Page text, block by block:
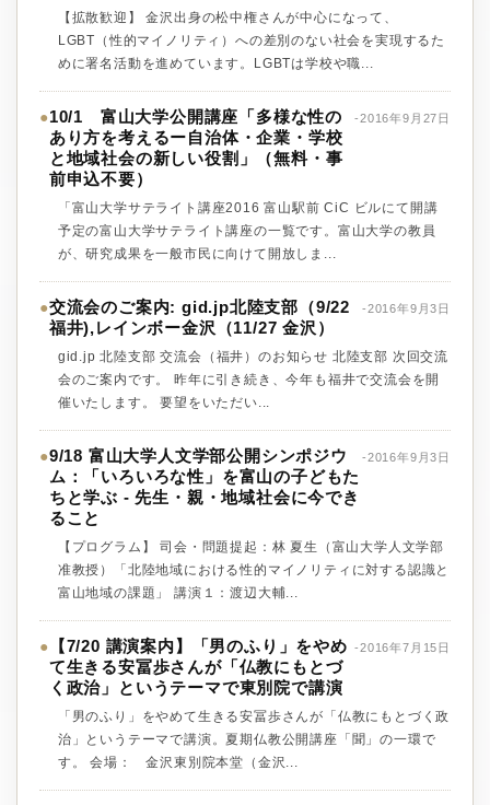
【拡散歓迎】 金沢出身の松中権さんが中心になって、
LGBT（性的マイノリティ）への差別のない社会を実現するた
めに署名活動を進めています。LGBTは学校や職...
●10/1 富山大学公開講座「多様な性の
あり方を考えるー自治体・企業・学校
と地域社会の新しい役割」（無料・事
前申込不要）
-2016年9月27日
「富山大学サテライト講座2016 富山駅前 CiC ビルにて開講
予定の富山大学サテライト講座の一覧です。富山大学の教員
が、研究成果を一般市民に向けて開放しま...
●交流会のご案内: gid.jp北陸支部（9/22
福井),レインボー金沢（11/27 金沢）
-2016年9月3日
gid.jp 北陸支部 交流会（福井）のお知らせ 北陸支部 次回交流
会のご案内です。 昨年に引き続き、今年も福井で交流会を開
催いたします。 要望をいただい...
●9/18 富山大学人文学部公開シンポジウ
ム：「いろいろな性」を富山の子どもた
ちと学ぶ - 先生・親・地域社会に今でき
ること
-2016年9月3日
【プログラム】 司会・問題提起：林 夏生（富山大学人文学部
准教授）「北陸地域における性的マイノリティに対する認識と
富山地域の課題」 講演１：渡辺大輔...
●
【7/20 講演案内】「男のふり」をやめ
て生きる安冨歩さんが「仏教にもとづ
く政治」というテーマで東別院で講演
-2016年7月15日
「男のふり」をやめて生きる安冨歩さんが「仏教にもとづく政
治」というテーマで講演。夏期仏教公開講座「聞」の一環で
す。 会場： 金沢東別院本堂（金沢...